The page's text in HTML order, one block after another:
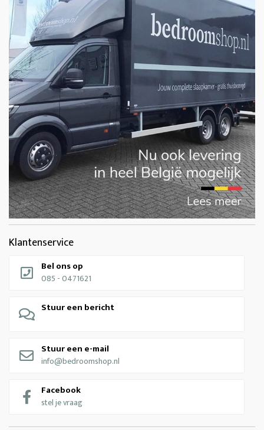
Klantenservice
Bel ons op
085 - 0471621
Stuur een bericht
Stuur een e-mail
info@bedroomshop.nl
Facebook
stel je vraag